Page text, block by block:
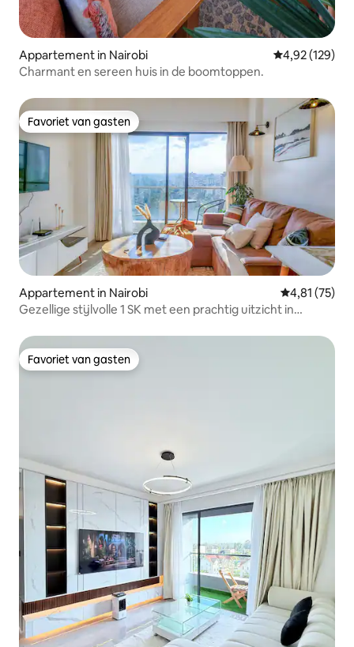
Appartement in Nairobi Gemiddelde
4,92 (129)
Charmant en sereen huis in de boomtoppen.
Favoriet van gasten
Favoriet van gasten
Appartement in Nairobi Gemiddelde
4,81 (75)
Gezellige stijlvolle 1 SK met een prachtig uitzicht in
Favoriet van gasten
Favoriet van gasten